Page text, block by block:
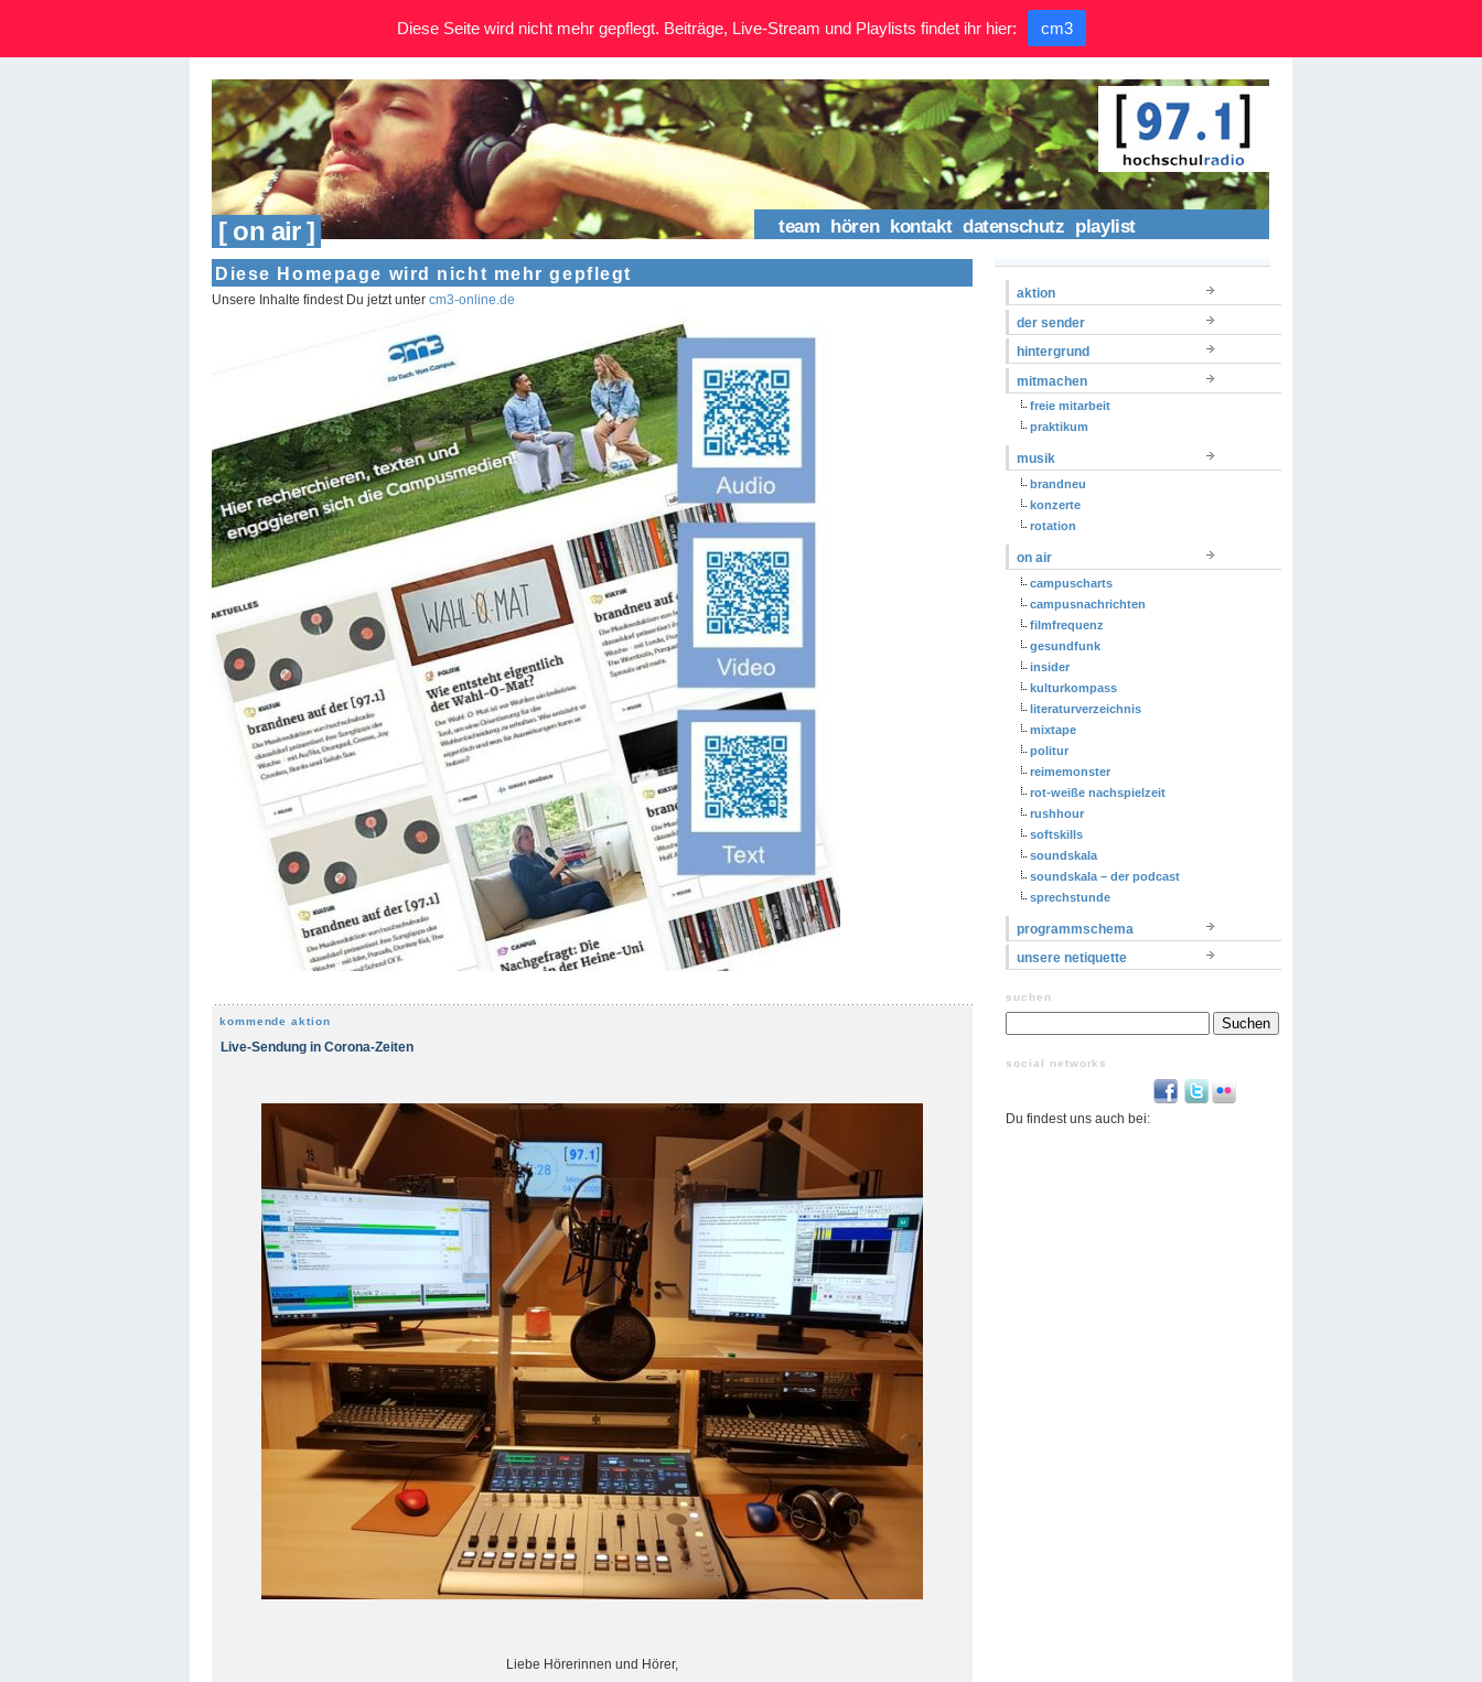
[ on air ] team hören kontakt datenschutz playlist
Diese Homepage wird nicht mehr gepflegt
Unsere Inhalte findest Du jetzt unter cm3-online.de
kommende aktion
Live-Sendung in Corona-Zeiten
Liebe Hörerinnen und Hörer,
aktion
der sender
hintergrund
mitmachen
freie mitarbeit
praktikum
musik
brandneu
konzerte
rotation
on air
campuscharts
campusnachrichten
filmfrequenz
gesundfunk
insider
kulturkompass
literaturverzeichnis
mixtape
politur
reimemonster
rot-weiße nachspielzeit
rushhour
softskills
soundskala
soundskala – der podcast
sprechstunde
programmschema
unsere netiquette
suchen
social networks
Du findest uns auch bei:
Diese Seite wird nicht mehr gepflegt. Beiträge, Live-Stream und Playlists findet ihr hier: cm3